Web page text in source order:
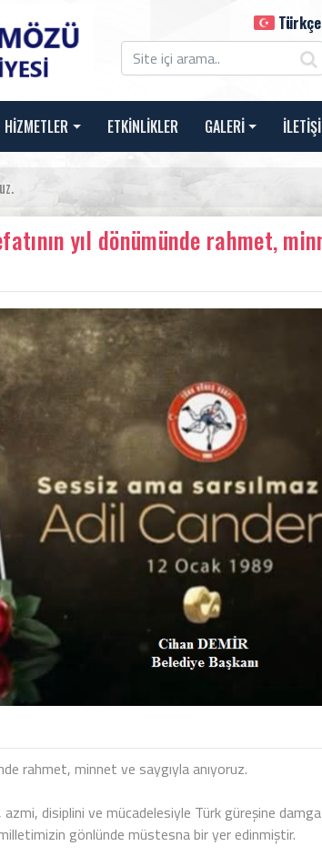
Türkçe
HİZMETLER ETKİNLİKLER GALERİ
yıl dönümünde rahmet,
rahmet, minnet ve saygıyla anıyoruz.
azmi, disiplini ve mücadelesiyle Türk güreşine
gönlünde müstesna bir yer edinmiştir.